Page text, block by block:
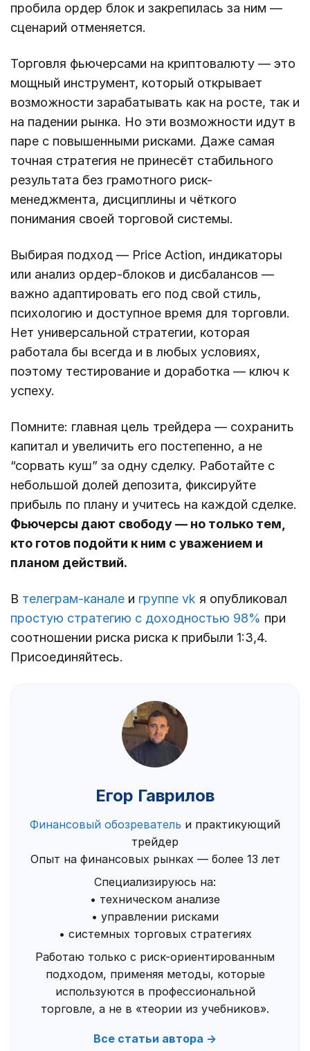
пробила ордер блок и закрепилась за ним —
сценарий отменяется.
Торговля фьючерсами на криптовалюту — это
мощный инструмент, который открывает
возможности зарабатывать как на росте, так и
на падении рынка. Но эти возможности идут в
паре с повышенными рисками. Даже самая
точная стратегия не принесёт стабильного
результата без грамотного риск-
менеджмента, дисциплины и чёткого
понимания своей торговой системы.
Выбирая подход — Price Action, индикаторы
или анализ ордер-блоков и дисбалансов —
важно адаптировать его под свой стиль,
психологию и доступное время для торговли.
Нет универсальной стратегии, которая
работала бы всегда и в любых условиях,
поэтому тестирование и доработка — ключ к
успеху.
Помните: главная цель трейдера — сохранить
капитал и увеличить его постепенно, а не
“сорвать куш” за одну сделку. Работайте с
небольшой долей депозита, фиксируйте
прибыль по плану и учитесь на каждой сделке.
Фьючерсы дают свободу — но только тем,
кто готов подойти к ним с уважением и
планом действий.
В телеграм-канале и группе vk я опубликовал
простую стратегию с доходностью 98% при
соотношении риска риска к прибыли 1:3,4.
Присоединяйтесь.
Егор Гаврилов
Финансовый обозреватель и практикующий
трейдер
Опыт на финансовых рынках — более 13 лет
Специализируюсь на:
• техническом анализе
• управлении рисками
• системных торговых стратегиях
Работаю только с риск-ориентированным
подходом, применяя методы, которые
используются в профессиональной
торговле, а не в «теории из учебников».
Все статьи автора →